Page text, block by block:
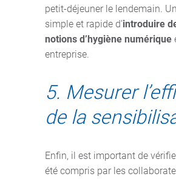
petit-déjeuner le lendemain.
simple et rapide d’introduire
notions d’hygiène numérique
entreprise.
5. Mesurer
de la
Enfin, il est important de
été compris par les